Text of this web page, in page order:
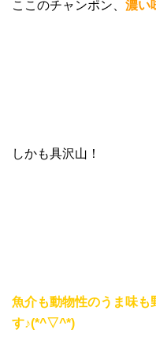
ここのチャンポン、 濃い
しかも具沢山！
魚介も動物性のうま味も
す♪(*^▽^*)